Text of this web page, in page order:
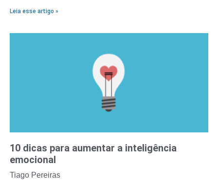
Leia esse artigo »
10 dicas para aumentar a inteligência
emocional
Tiago Pereiras